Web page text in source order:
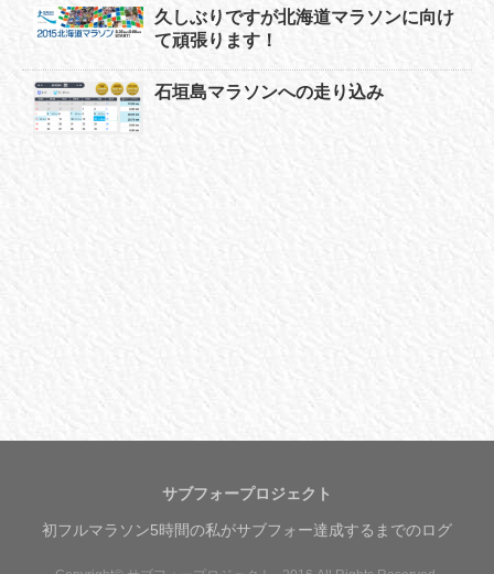
久しぶりですが北海道マラソンに向け
て頑張ります！
石垣島マラソンへの走り込み
サブフォープロジェクト
初フルマラソン5時間の私がサブフォー達成するまでのログ